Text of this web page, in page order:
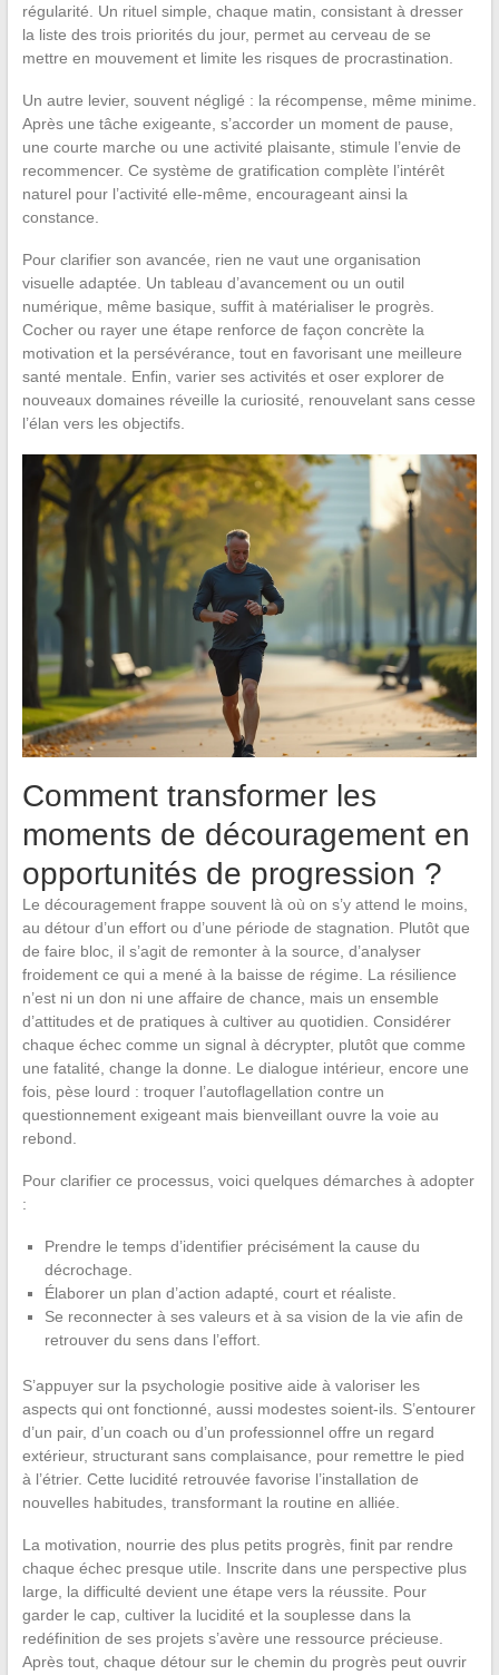
régularité. Un rituel simple, chaque matin, consistant à dresser
la liste des trois priorités du jour, permet au cerveau de se
mettre en mouvement et limite les risques de procrastination.
Un autre levier, souvent négligé : la récompense, même minime.
Après une tâche exigeante, s’accorder un moment de pause,
une courte marche ou une activité plaisante, stimule l’envie de
recommencer. Ce système de gratification complète l’intérêt
naturel pour l’activité elle-même, encourageant ainsi la
constance.
Pour clarifier son avancée, rien ne vaut une organisation
visuelle adaptée. Un tableau d’avancement ou un outil
numérique, même basique, suffit à matérialiser le progrès.
Cocher ou rayer une étape renforce de façon concrète la
motivation et la persévérance, tout en favorisant une meilleure
santé mentale. Enfin, varier ses activités et oser explorer de
nouveaux domaines réveille la curiosité, renouvelant sans cesse
l’élan vers les objectifs.
Comment transformer les
moments de découragement en
opportunités de progression ?
Le découragement frappe souvent là où on s’y attend le moins,
au détour d’un effort ou d’une période de stagnation. Plutôt que
de faire bloc, il s’agit de remonter à la source, d’analyser
froidement ce qui a mené à la baisse de régime. La résilience
n’est ni un don ni une affaire de chance, mais un ensemble
d’attitudes et de pratiques à cultiver au quotidien. Considérer
chaque échec comme un signal à décrypter, plutôt que comme
une fatalité, change la donne. Le dialogue intérieur, encore une
fois, pèse lourd : troquer l’autoflagellation contre un
questionnement exigeant mais bienveillant ouvre la voie au
rebond.
Pour clarifier ce processus, voici quelques démarches à adopter
:
Prendre le temps d’identifier précisément la cause du
décrochage.
Élaborer un plan d’action adapté, court et réaliste.
Se reconnecter à ses valeurs et à sa vision de la vie afin de
retrouver du sens dans l’effort.
S’appuyer sur la psychologie positive aide à valoriser les
aspects qui ont fonctionné, aussi modestes soient-ils. S’entourer
d’un pair, d’un coach ou d’un professionnel offre un regard
extérieur, structurant sans complaisance, pour remettre le pied
à l’étrier. Cette lucidité retrouvée favorise l’installation de
nouvelles habitudes, transformant la routine en alliée.
La motivation, nourrie des plus petits progrès, finit par rendre
chaque échec presque utile. Inscrite dans une perspective plus
large, la difficulté devient une étape vers la réussite. Pour
garder le cap, cultiver la lucidité et la souplesse dans la
redéfinition de ses projets s’avère une ressource précieuse.
Après tout, chaque détour sur le chemin du progrès peut ouvrir